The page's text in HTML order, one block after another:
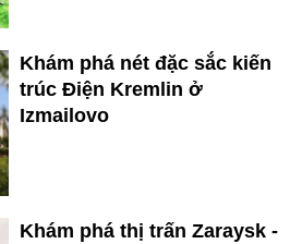
Khám phá nét đặc sắc kiến
trúc Điện Kremlin ở
Izmailovo
Khám phá thị trấn Zaraysk -